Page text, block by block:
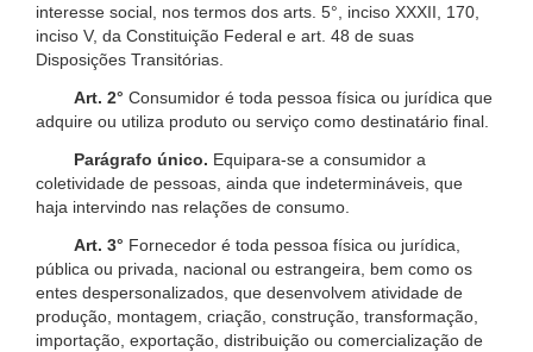
interesse social, nos termos dos arts. 5°, inciso XXXII, 170,
inciso V, da Constituição Federal e art. 48 de suas
Disposições Transitórias.
Art. 2° Consumidor é toda pessoa física ou jurídica que
adquire ou utiliza produto ou serviço como destinatário final.
Parágrafo único. Equipara-se a consumidor a
coletividade de pessoas, ainda que indetermináveis, que
haja intervindo nas relações de consumo.
Art. 3° Fornecedor é toda pessoa física ou jurídica,
pública ou privada, nacional ou estrangeira, bem como os
entes despersonalizados, que desenvolvem atividade de
produção, montagem, criação, construção, transformação,
importação, exportação, distribuição ou comercialização de